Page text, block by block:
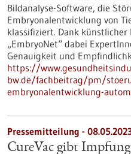
Bildanalyse-Software, die
Embryonalentwicklung von
klassifiziert. Dank
„EmbryoNet“ dabei
Genauigkeit und
https://
bw.de/fachbeitrag/pm/
embryonalentwicklung-
Pressemitteilung -
CureVac gibt Impfung